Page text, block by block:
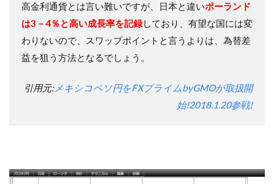
高金利通貨とは言い難いですが、日本と違いポーランド
は3－4％と高い成長率を記録しており、有望な国には変
わりないので、スワップポイントと言うよりは、為替差
益を狙う方法となるでしょう。
引用元:メキシコペソ円をFXプライムbyGMOが取扱開
始!2018.1.20参戦!